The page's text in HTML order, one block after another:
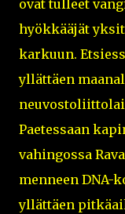
ovat tulleet
hyökkääjät
karkuun.
yllättäen
Paetessaan
vahingossa
menneen DNA-
yllättäen